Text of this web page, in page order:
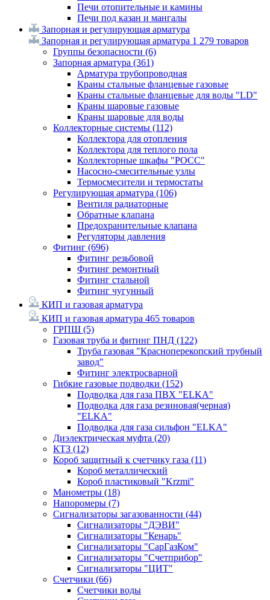
Печи отопительные и камины
Печи под казан и мангалы
Запорная и регулирующая арматура
Запорная и регулирующая арматура 1 279 товаров
Группы безопасности (6)
Запорная арматура (361)
Арматура трубопроводная
Краны стальные фланцевые газовые
Краны стальные фланцевые для воды "LD"
Краны шаровые газовые
Краны шаровые для воды
Коллекторные системы (112)
Коллектора для отопления
Коллектора для теплого пола
Коллекторные шкафы "РОСС"
Насосно-смесительные узлы
Термосмесители и термостаты
Регулирующая арматура (106)
Вентиля радиаторные
Обратные клапана
Предохранительные клапана
Регуляторы давления
Фитинг (696)
Фитинг резьбовой
Фитинг ремонтный
Фитинг стальной
Фитинг чугунный
КИП и газовая арматура
КИП и газовая арматура 465 товаров
ГРПШ (5)
Газовая труба и фитинг ПНД (122)
Труба газовая "Красноперекопский трубный
завод"
Фитинг электросварной
Гибкие газовые подводки (152)
Подводка для газа ПВХ "ELKA"
Подводка для газа резиновая(черная)
"ELKA"
Подводка для газа сильфон "ELKA"
Диэлектрическая муфта (20)
КТЗ (12)
Короб защитный к счетчику газа (11)
Короб металлический
Короб пластиковый "Krzmi"
Манометры (18)
Напоромеры (7)
Сигнализаторы загазованности (44)
Сигнализаторы "ДЭВИ"
Сигнализаторы "Кенарь"
Сигнализаторы "СарГазКом"
Сигнализаторы "Счетприбор"
Сигнализаторы "ЦИТ"
Счетчики (66)
Счетчики воды